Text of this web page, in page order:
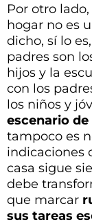
Por otro
hogar no es
dicho, sí lo
padres son
hijos y la
con los
los niños y
escenario
tampoco es
indicaciones
casa sigue
debe
que marcar
sus tareas